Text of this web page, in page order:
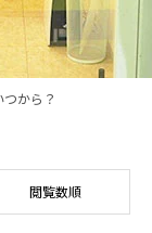
から？
閲覧数順